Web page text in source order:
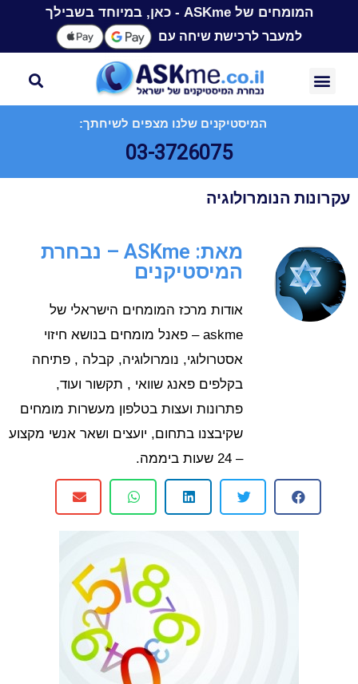
המומחים של ASKme - כאן, במיוחד בשבילך
למעבר לרכישת שיחה עם
המיסטיקנים שלנו מצפים לשיחתך:
03-3726075
עקרונות הנומרולוגיה
מאת: ASKme – נבחרת
המיסטיקנים
אודות מרכז המומחים הישראלי של
askme – פאנל מומחים בנושא חיזוי
אסטרולוגי, נומרולוגיה, קבלה , פתיחה
בקלפים פאנג שוואי , תקשור ועוד,
פתרונות ועצות בטלפון מעשרות מומחים
שקיבצנו בתחום, יועצים ושאר אנשי מקצוע
– 24 שעות ביממה.